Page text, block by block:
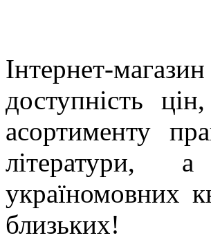
Інтернет-
доступність
асортименту
літератури,
україномовних
близьких!